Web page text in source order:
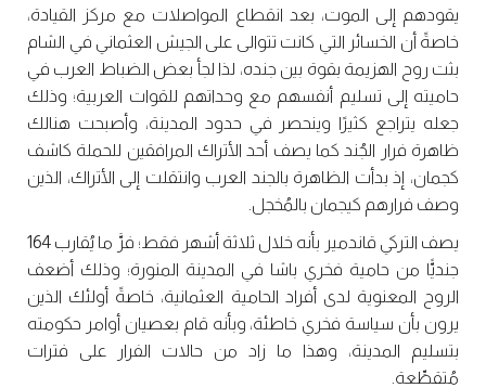
يقودهم إلى الموت، بعد انقطاع المواصلات مع مركز القيادة،
خاصةً أن الخسائر التي كانت تتوالى على الجيش العثماني في الشام
بثت روح الهزيمة بقوة بين جنده، لذا لجأ بعض الضباط العرب في
حاميته إلى تسليم أنفسهم مع وحداتهم للقوات العربية؛ وذلك
جعله يتراجع كثيرًا وينحصر في حدود المدينة، وأصبحت هنالك
ظاهرة فرار الجُند كما يصف أحد الأتراك المرافقين للحملة كاشف
كجمان، إذ بدأت الظاهرة بالجند العرب وانتقلت إلى الأتراك، الذين
وصف فرارهم كيجمان بالمُخجل.
يصف التركي قاندمير بأنه خلال ثلاثة أشهر فقط؛ فرَّ ما يُقارب 164
جنديًّا من حامية فخري باشا في المدينة المنورة؛ وذلك أضعف
الروح المعنوية لدى أفراد الحامية العثمانية، خاصةً أولئك الذين
يرون بأن سياسة فخري خاطئة، وبأنه قام بعصيان أوامر حكومته
بتسليم المدينة، وهذا ما زاد من حالات الفرار على فترات
مُتقطِّعة.